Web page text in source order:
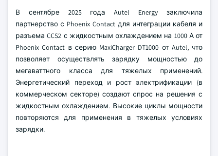
В сентябре 2025 года Autel Energy заключила
партнерство с Phoenix Contact для интеграции кабеля и
разъема CCS2 с жидкостным охлаждением на 1000 А от
Phoenix Contact в серию MaxiCharger DT1000 от Autel, что
позволяет осуществлять зарядку мощностью до
мегаваттного класса для тяжелых применений.
Энергетический переход и рост электрификации (в
коммерческом секторе) создают спрос на решения с
жидкостным охлаждением. Высокие циклы мощности
повторяются для применения в тяжелых условиях
зарядки.